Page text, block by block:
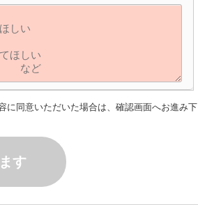
に同意いただいた場合は、確認画面へお進み下
す